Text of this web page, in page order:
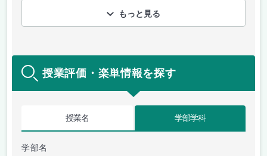
もっと見る
授業評価・楽単情報を探す
授業名 学部学科
学部名